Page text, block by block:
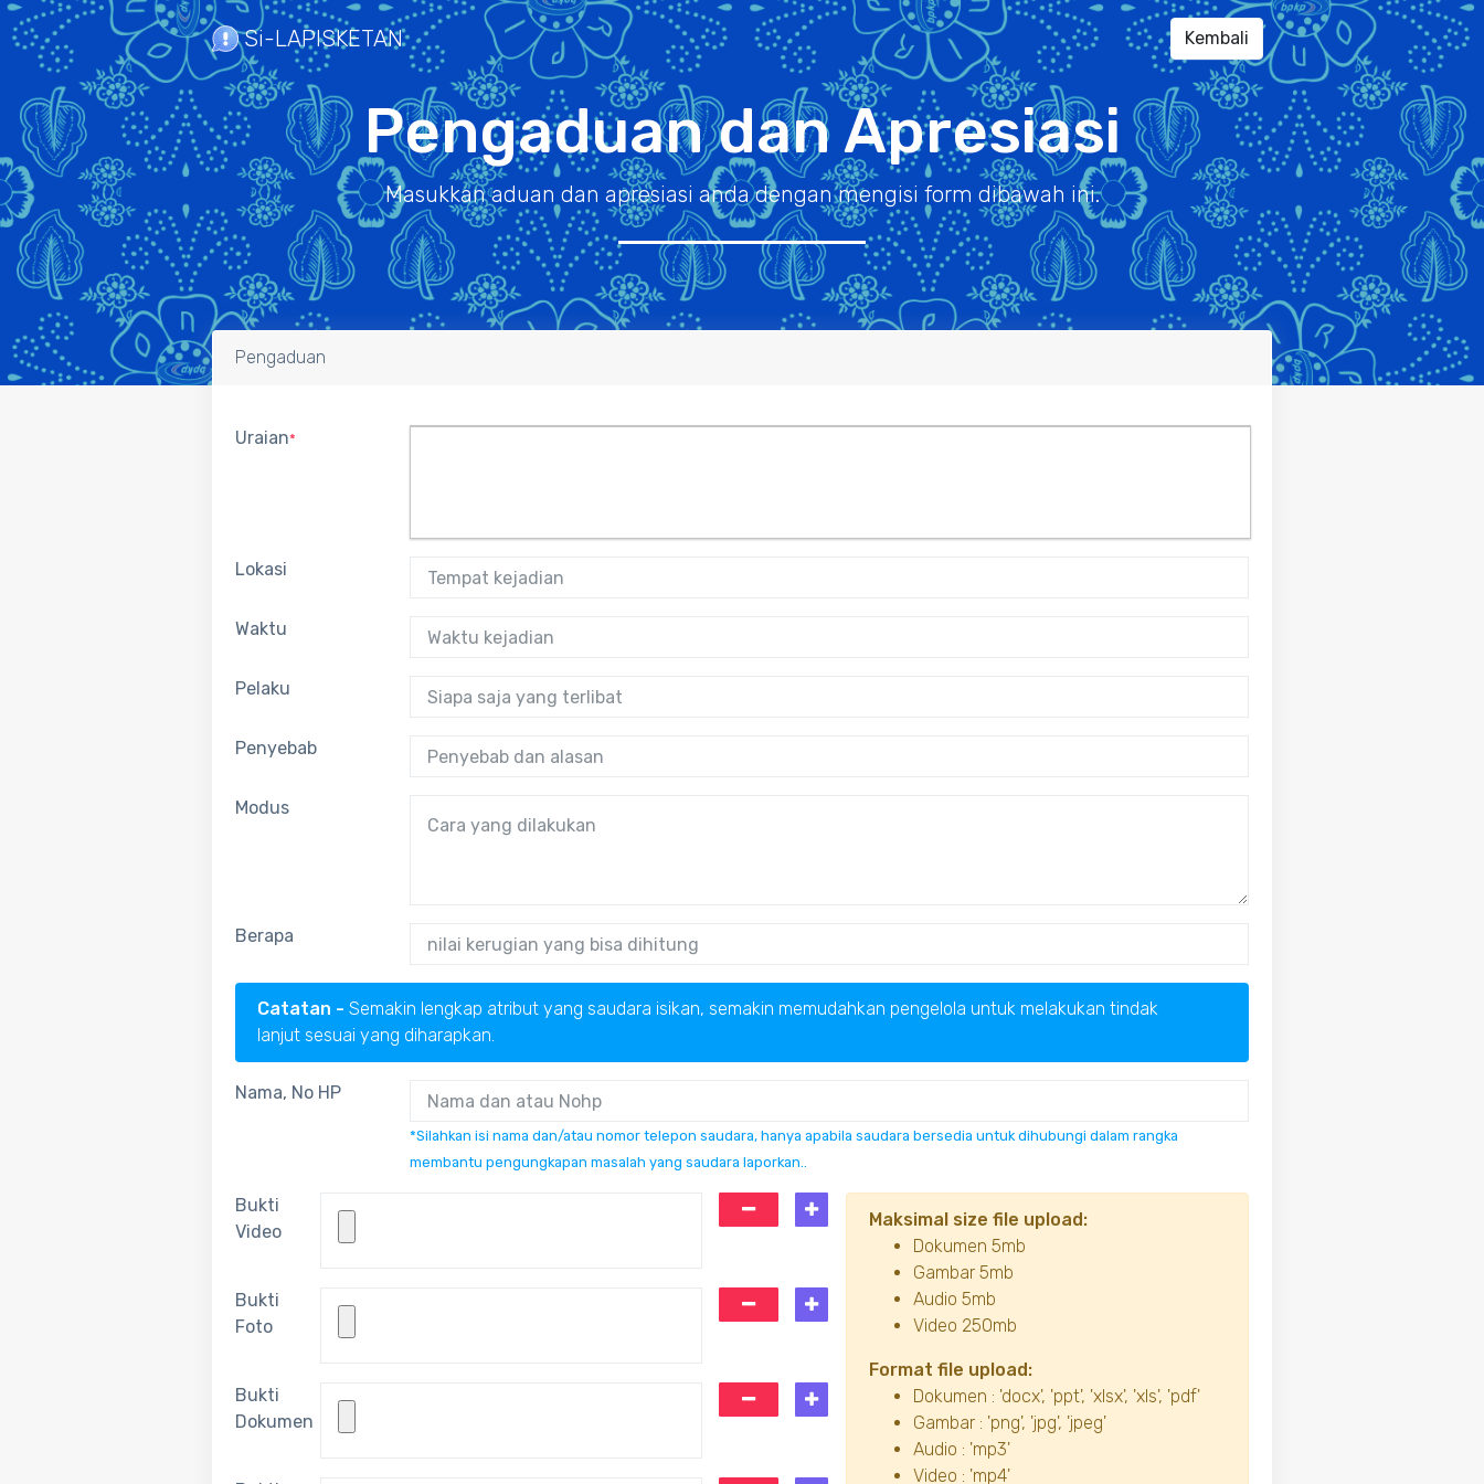
Si-LAPISKETAN Kembali
Pengaduan dan Apresiasi
Masukkan aduan dan apresiasi anda dengan mengisi form dibawah ini.
Pengaduan
Uraian*
Lokasi
Waktu
Pelaku
Penyebab
Modus
Berapa
Catatan - Semakin lengkap atribut yang saudara isikan, semakin memudahkan pengelola untuk melakukan tindak
lanjut sesuai yang diharapkan.
Nama, No HP
*Silahkan isi nama dan/atau nomor telepon saudara, hanya apabila saudara bersedia untuk dihubungi dalam rangka
membantu pengungkapan masalah yang saudara laporkan..
Bukti
Video
Bukti
Foto
Bukti
Dokumen
Maksimal size file upload:
Dokumen 5mb
Gambar 5mb
Audio 5mb
Video 250mb
Format file upload:
Dokumen : 'docx', 'ppt', 'xlsx', 'xls', 'pdf'
Gambar : 'png', 'jpg', 'jpeg'
Audio : 'mp3'
Video : 'mp4'